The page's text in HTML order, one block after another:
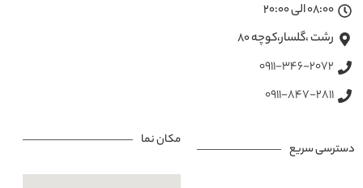
08:00 الی 20:00
رشت ،گلسار،کوچه ۸۰
0911-346-2072
0911-847-2811
دسترسی سریع
مکان نما